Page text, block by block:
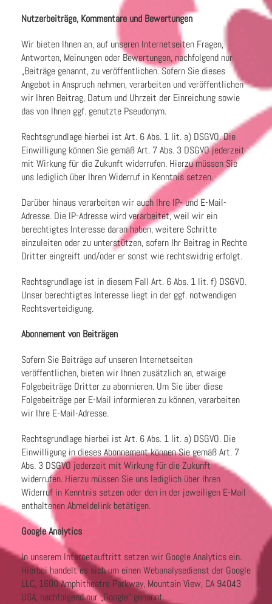
Nutzerbeiträge, Kommentare und Bewertungen
Wir bieten Ihnen an, auf unseren Internetseiten Fragen,
Antworten, Meinungen oder Bewertungen, nachfolgend nur
„Beiträge genannt, zu veröffentlichen. Sofern Sie dieses
Angebot in Anspruch nehmen, verarbeiten und veröffentlichen
wir Ihren Beitrag, Datum und Uhrzeit der Einreichung sowie
das von Ihnen ggf. genutzte Pseudonym.
Rechtsgrundlage hierbei ist Art. 6 Abs. 1 lit. a) DSGVO. Die
Einwilligung können Sie gemäß Art. 7 Abs. 3 DSGVO jederzeit
mit Wirkung für die Zukunft widerrufen. Hierzu müssen Sie
uns lediglich über Ihren Widerruf in Kenntnis setzen.
Darüber hinaus verarbeiten wir auch Ihre IP- und E-Mail-
Adresse. Die IP-Adresse wird verarbeitet, weil wir ein
berechtigtes Interesse daran haben, weitere Schritte
einzuleiten oder zu unterstützen, sofern Ihr Beitrag in Rechte
Dritter eingreift und/oder er sonst wie rechtswidrig erfolgt.
Rechtsgrundlage ist in diesem Fall Art. 6 Abs. 1 lit. f) DSGVO.
Unser berechtigtes Interesse liegt in der ggf. notwendigen
Rechtsverteidigung.
Abonnement von Beiträgen
Sofern Sie Beiträge auf unseren Internetseiten
veröffentlichen, bieten wir Ihnen zusätzlich an, etwaige
Folgebeiträge Dritter zu abonnieren. Um Sie über diese
Folgebeiträge per E-Mail informieren zu können, verarbeiten
wir Ihre E-Mail-Adresse.
Rechtsgrundlage hierbei ist Art. 6 Abs. 1 lit. a) DSGVO. Die
Einwilligung in dieses Abonnement können Sie gemäß Art. 7
Abs. 3 DSGVO jederzeit mit Wirkung für die Zukunft
widerrufen. Hierzu müssen Sie uns lediglich über Ihren
Widerruf in Kenntnis setzen oder den in der jeweiligen E-Mail
enthaltenen Abmeldelink betätigen.
Google Analytics
In unserem Internetauftritt setzen wir Google Analytics ein.
Hierbei handelt es sich um einen Webanalysedienst der Google
LLC, 1600 Amphitheatre Parkway, Mountain View, CA 94043
USA, nachfolgend nur „Google“ genannt.